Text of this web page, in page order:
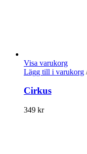
Visa varukorg
Lägg till i varukorg
Cirkus
349 kr